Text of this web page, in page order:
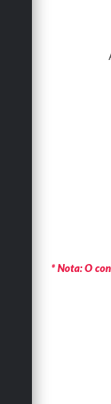
* Nota: O